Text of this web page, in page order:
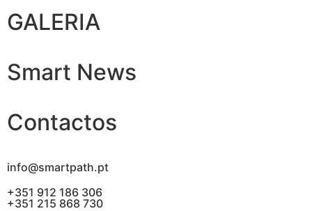
GALERIA
Smart News
Contactos
info@smartpath.pt
+351 912 186 306
+351 215 868 730